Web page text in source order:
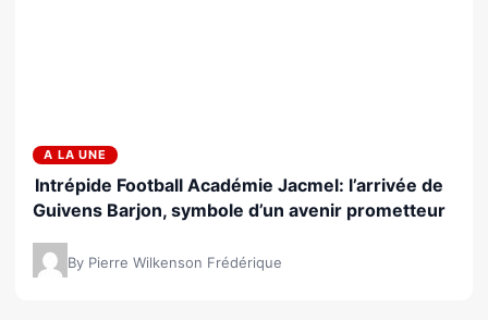
A LA UNE
Intrépide Football Académie Jacmel: l’arrivée de
Guivens Barjon, symbole d’un avenir prometteur
By Pierre Wilkenson Frédérique